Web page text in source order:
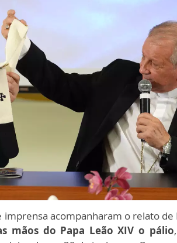
acompanharam o relato
mãos do Papa Leão XIV o pálio